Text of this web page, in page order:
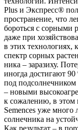
Plus и Экс­пресс®
про­стра­не­ние, что
бороть­ся с сор­ны­ми
даже при
в этих тех­но­ло­ги­ях,
спектр сор­ных
ни­ка – зара­зи­ху.
ино­гда дости­га­ют
под под­сол­неч­ни­ком
– новы­ми
к сожа­ле­нию, в этом
Semences уже мно­го
сол­неч­ни­ка на
Как резуль­тат – в